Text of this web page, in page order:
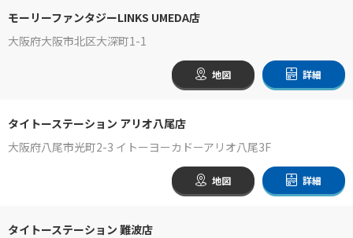
モーリーファンタジーLINKS UMEDA店
大阪府大阪市北区大深町1-1
地図 詳細
タイトーステーション アリオ八尾店
大阪府八尾市光町2-3 イトーヨーカドーアリオ八尾3F
地図 詳細
タイトーステーション 難波店